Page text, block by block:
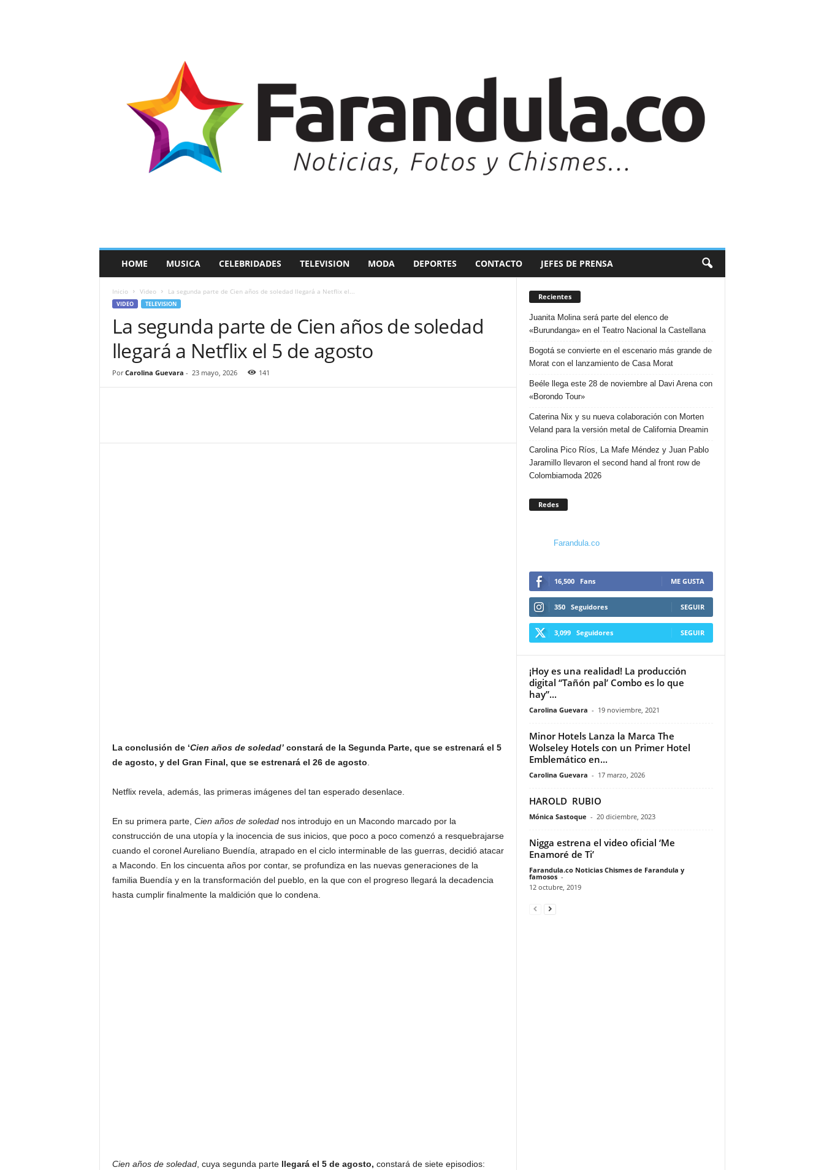
a
HOME MUSICA CELEBRIDADES TELEVISION MODA DEPORTES CONTACTO JEFES DE PRENSA
Inicio Video La segunda parte de Cien años de soledad llegará a Netflix el...
VIDEO TELEVISION
La segunda parte de Cien años de soledad
llegará a Netflix el 5 de agosto
Por Carolina Guevara - 23 mayo, 2026 141
La conclusión de ‘Cien años de soledad’constará de la Segunda Parte, que se estrenará el 5
de agosto, y del Gran Final, que se estrenará el 26 de agosto
Netflix revela, además, las primeras imágenes del tan esperado desenlace.
En su primera parte, Cien años de soledadnos introdujo en un Macondo marcado por la
construcción de una utopía y la inocencia de sus inicios, que poco a poco comenzó a resquebrajarse
cuando el coronel Aureliano Buendía, atrapado en el ciclo interminable de las guerras, decidió atacar
a Macondo. En los cincuenta años por contar, se profundiza en las nuevas generaciones de la
familia Buendía y en la transformación del pueblo, en la que con el progreso llegará la decadencia
hasta cumplir finalmente la maldición que lo condena.
Cien años de soledad, cuya segunda parte llegará el 5 de agosto, constará de siete episodios:
Recientes
Juanita Molina será parte del elenco de
«Burundanga» en el Teatro Nacional la Castellana
Bogotá se convierte en el escenario más grande de
Morat con el lanzamiento de Casa Morat
Beéle llega este 28 de noviembre al Davi Arena con
«Borondo Tour»
Caterina Nix y su nueva colaboración con Morten
Veland para la versión metal de California Dreamin
Carolina Pico Ríos, La Mafe Méndez y Juan Pablo
Jaramillo llevaron el second hand al front row de
Colombiamoda 2026
Redes
Farandula.co
16,500 Fans ME GUSTA
350 Seguidores SEGUIR
3,099 Seguidores SEGUIR
¡Hoy es una realidad! La producción
digital “Tañón pal’ Combo es lo que
hay”...
Carolina Guevara - 19 noviembre, 2021
Minor Hotels Lanza la Marca The
Wolseley Hotels con un Primer Hotel
Emblemático en...
Carolina Guevara - 17 marzo, 2026
HAROLD RUBIO
Mónica Sastoque - 20 diciembre, 2023
Nigga estrena el video oficial ‘Me
Enamoré de Ti’
Farandula.co Noticias Chismes de Farandula y
famosos -
12 octubre, 2019